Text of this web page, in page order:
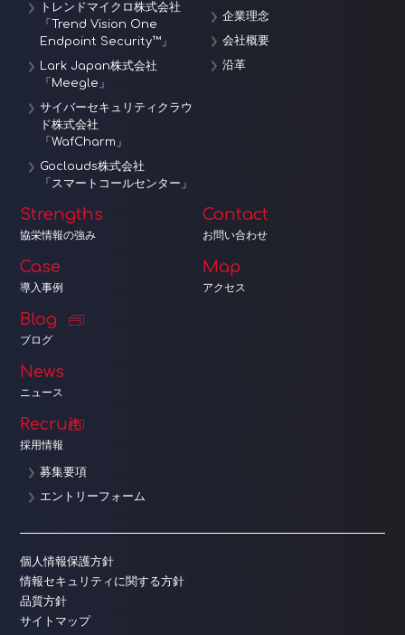
トレンドマイクロ株式会社
「Trend Vision One
Endpoint Security™」
Lark Japan株式会社
「Meegle」
サイバーセキュリティクラウ
ド株式会社
「WafCharm」
Goclouds株式会社
「スマートコールセンター」
企業理念
会社概要
沿革
Strengths
協栄情報の強み
Case
導入事例
Blog
ブログ
News
ニュース
Contact
お問い合わせ
Map
アクセス
Recruit
採用情報
募集要項
エントリーフォーム
個人情報保護方針
情報セキュリティに関する方針
品質方針
サイトマップ